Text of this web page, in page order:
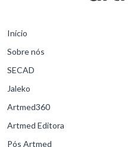
Início
Sobre nós
SECAD
Jaleko
Artmed360
Artmed Editora
Pós Artmed